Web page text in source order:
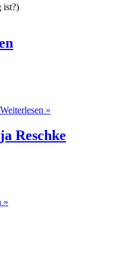
ist?)
Weiterlesen »
Reschke
»